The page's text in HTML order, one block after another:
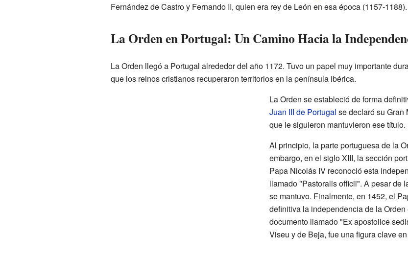
Fernández de Castro y Fernando II, quien era rey de León en esa época (1157-1188).
La Orden en Portugal: Un Camino Hacia la
La Orden llegó a Portugal alrededor del año 1172. Tuvo un papel muy importante
que los reinos cristianos recuperaron territorios en la península ibérica.
La Orden se estableció de forma
Juan III de Portugal se declaró su Gran
que le siguieron mantuvieron ese título.
Al principio, la parte portuguesa de la
embargo, en el siglo XIII, la sección
Papa Nicolás IV reconoció esta
llamado "Pastoralis officii". A pesar de
se mantuvo. Finalmente, en 1452, el
definitiva la independencia de la
documento llamado "Ex apostolice
Viseu y de Beja, fue una figura clave